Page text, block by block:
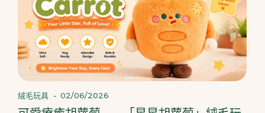
絨毛玩具 - 02/06/2026